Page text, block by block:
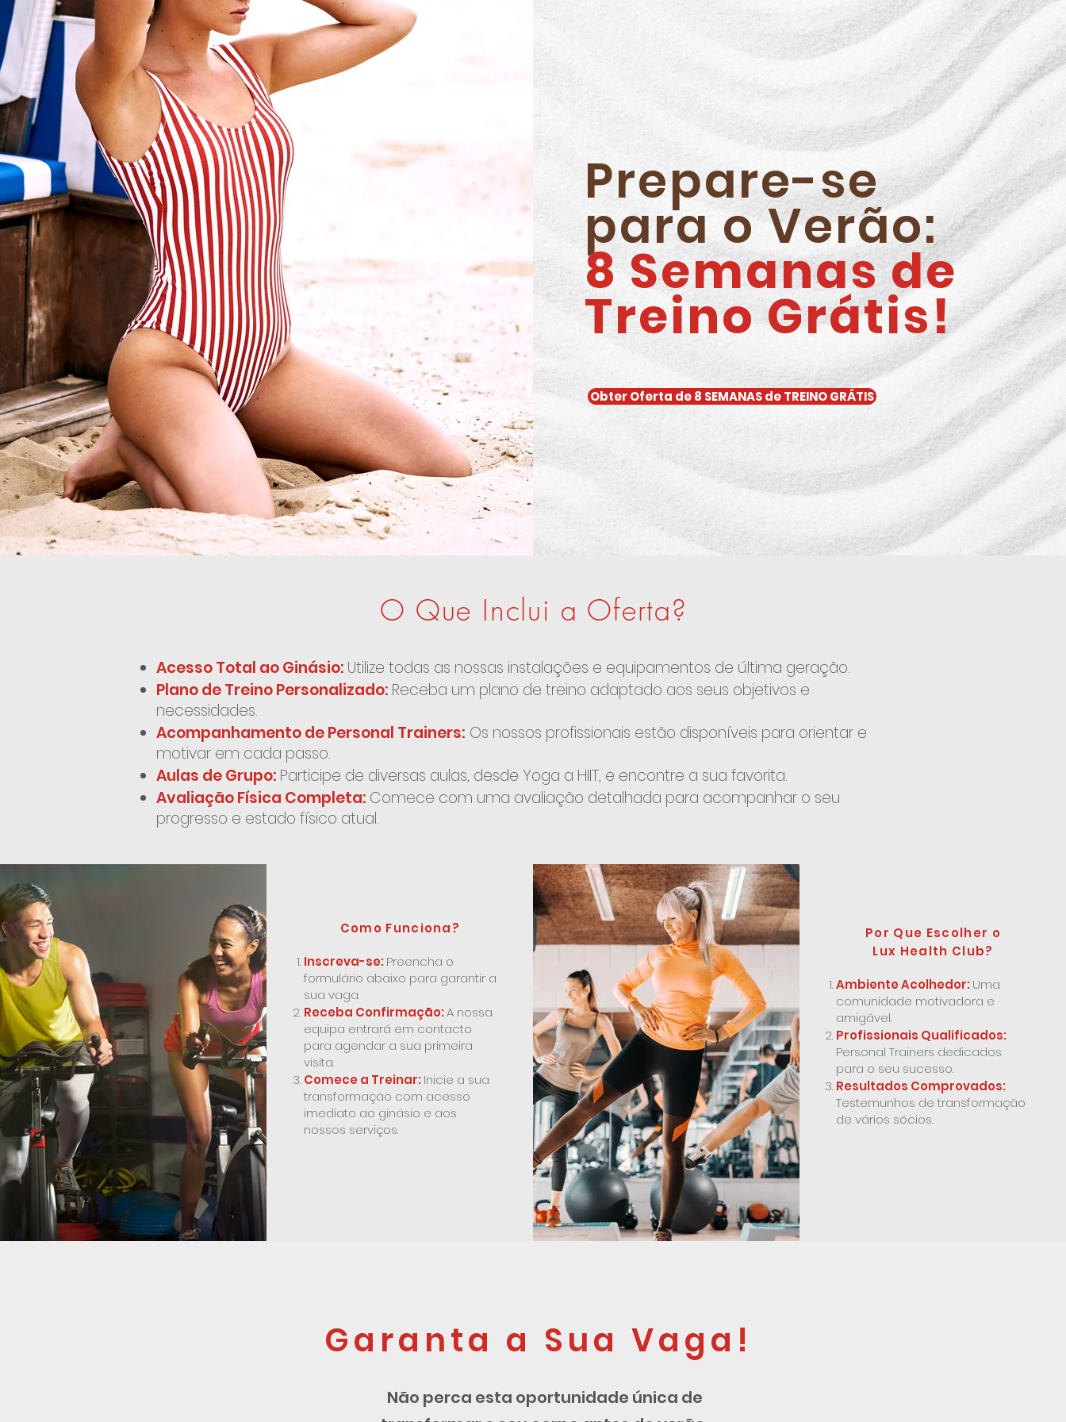
Prepare-se
para o Verão:
8 Semanas de
Treino Grátis!
Obter Oferta de 8 SEMANAS de TREINO GRÁTIS
O Que Inclui a Oferta?
Acesso Total ao Ginásio: Utilize todas as nossas instalações e equipamentos de última geração.
Plano de Treino Personalizado: Receba um plano de treino adaptado aos seus objetivos e
necessidades.
Acompanhamento de Personal Trainers: Os nossos profissionais estão disponíveis para orientar e
motivar em cada passo.
Aulas de Grupo: Participe de diversas aulas, desde Yoga a HIIT, e encontre a sua favorita.
Avaliação Física Completa: Comece com uma avaliação detalhada para acompanhar o seu
progresso e estado físico atual.
Como Funciona?
Inscreva-se: Preencha o
formulário abaixo para garantir a
sua vaga.
Receba Confirmação:A nossa
equipa entrará em contacto
para agendar a sua primeira
visita.
Comece a Treinar: Inicie a sua
transformação com acesso
imediato ao ginásio e aos
nossos serviços.
Por Que Escolher o
Lux Health Club?
Ambiente Acolhedor: Uma
comunidade motivadora e
amigável.
Profissionais Qualificados:
Personal Trainers dedicados
para o seu sucesso.
Resultados Comprovados:
Testemunhos de transformação
de vários sócios.
Garanta a Sua Vaga!
Não perca esta oportunidade única de